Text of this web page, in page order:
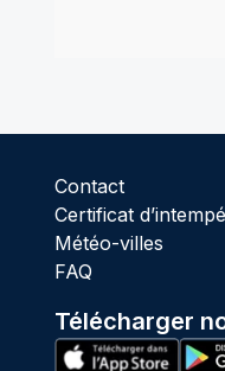
Contact
Certificat
Météo-villes
FAQ
Télécharger